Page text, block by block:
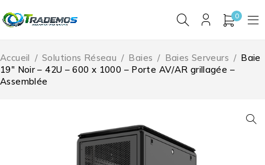
0
Accueil / Solutions Réseau / Baies / Baies Serveurs / Baie
19″ Noir – 42U – 600 x 1000 – Porte AV/AR grillagée –
Assemblée